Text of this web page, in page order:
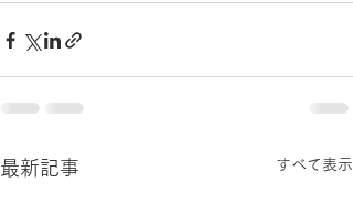
最新記事 すべて表示